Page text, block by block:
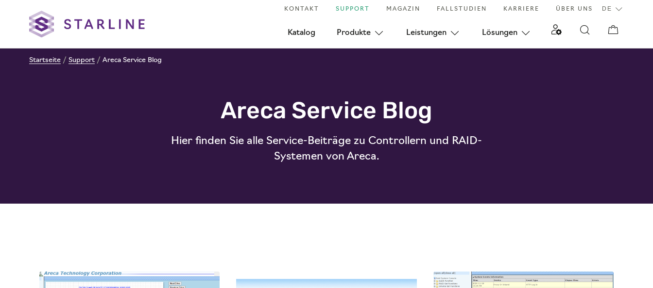
KONTAKT SUPPORT MAGAZIN FALLSTUDIEN KARRIERE ÜBER UNS
Katalog Produkte Leistungen Lösungen
Startseite / Support / Areca Service Blog
Areca Service Blog
Hier finden Sie alle Service-Beiträge zu Controllern und RAID-
Systemen von Areca.